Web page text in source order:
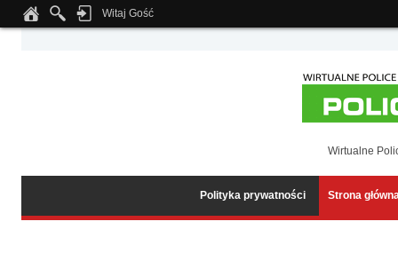
Notice: Undefined index: tapatalk_body_hook in
Witaj Gość
Wirtualne
Polityka prywatności Strona